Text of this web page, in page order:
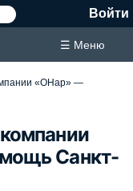
Войти
☰ Меню
«ОНар» —
Санкт-